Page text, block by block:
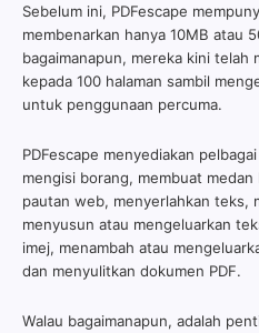
Sebelum ini, PDFescape
membenarkan hanya 10MB atau
bagaimanapun, mereka kini telah
kepada 100 halaman sambil
untuk penggunaan percuma.
PDFescape menyediakan
mengisi borang, membuat
pautan web, menyerlahkan teks,
menyusun atau mengeluarkan
imej, menambah atau
dan menyulitkan dokumen PDF.
Walau bagaimanapun, adalah